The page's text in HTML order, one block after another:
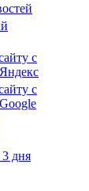
с
с
дня